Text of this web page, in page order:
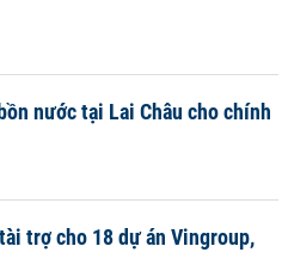
nước tại Lai Châu cho chính
trợ cho 18 dự án Vingroup,